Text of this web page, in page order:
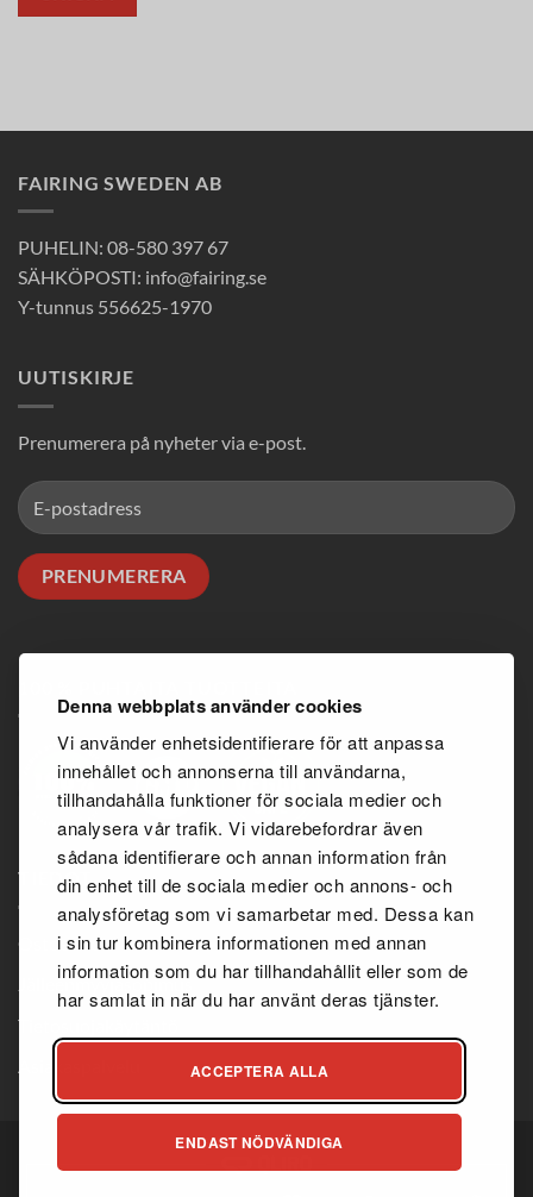
Denna webbplats använder cookies
Vi använder enhetsidentifierare för att anpassa
innehållet och annonserna till användarna,
tillhandahålla funktioner för sociala medier och
analysera vår trafik. Vi vidarebefordrar även
sådana identifierare och annan information från
din enhet till de sociala medier och annons- och
analysföretag som vi samarbetar med. Dessa kan
i sin tur kombinera informationen med annan
information som du har tillhandahållit eller som de
har samlat in när du har använt deras tjänster.
ACCEPTERA ALLA
ENDAST NÖDVÄNDIGA
FAIRING SWEDEN AB
PUHELIN: 08-580 397 67
SÄHKÖPOSTI: info@fairing.se
Y-tunnus 556625-1970
UUTISKIRJE
Prenumerera på nyheter via e-post.
TIEDOT
Ostoehdot
Jälleenmyyjäsopimus
Tietosuojakäytäntö
Asiakaspalvelu